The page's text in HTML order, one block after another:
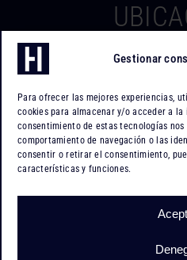
Gestionar
Para ofrecer las mejores experiencias,
cookies para almacenar y/o acceder a
consentimiento de estas tecnologías
comportamiento de navegación o las
consentir o retirar el consentimiento,
características y funciones.
Hierros
Po. Ind.
08110